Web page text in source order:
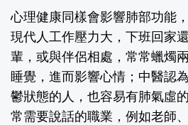
心理健康同樣會影響肺部功能
現代人工作壓力大，下班回家
輩，或與伴侶相處，常常蠟燭
睡覺，進而影響心情；中醫認
鬱狀態的人，也容易有肺氣虛
常需要說話的職業，例如老師